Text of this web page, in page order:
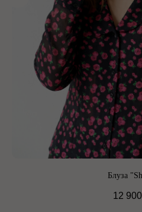
Блуза
12 900